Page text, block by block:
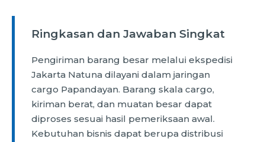
Ringkasan dan Jawaban Singkat
Pengiriman barang besar melalui ekspedisi
Jakarta Natuna dilayani dalam jaringan
cargo Papandayan. Barang skala cargo,
kiriman berat, dan muatan besar dapat
diproses sesuai hasil pemeriksaan awal.
Kebutuhan bisnis dapat berupa distribusi